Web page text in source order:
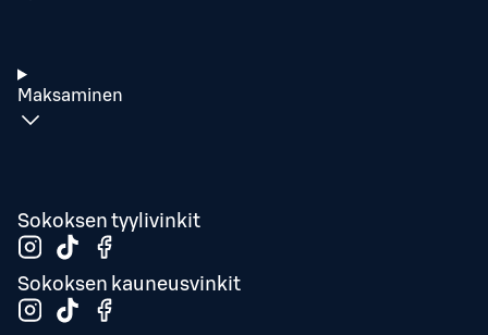
Maksaminen
Sokoksen tyylivinkit
Sokoksen kauneusvinkit